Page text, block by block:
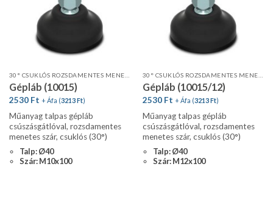
Gépláb (10015)
2530 Ft + Áfa (3213Ft)
Műanyag talpas gépláb
csúszásgátlóval, rozsdamentes
menetes szár, csuklós (30°)
Talp: Ø40
Szár: M10x100
Gépláb (10015/12)
2530 Ft + Áfa (3213Ft)
Műanyag talpas gépláb
csúszásgátlóval, rozsdamentes
menetes szár, csuklós (30°)
Talp: Ø40
Szár: M12x100